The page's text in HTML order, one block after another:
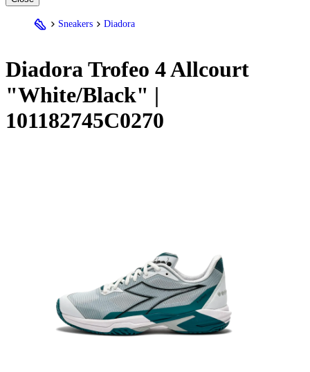
Sneakers Diadora
DiadoraTrofeo 4 Allcourt
"White/Black" |
101182745C0270